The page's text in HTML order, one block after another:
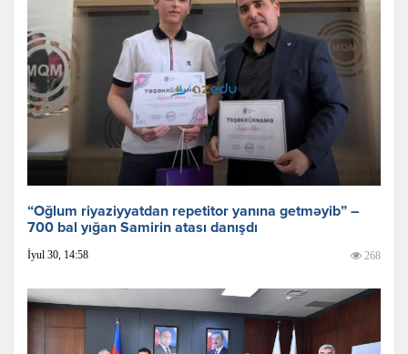
“Oğlum riyaziyyatdan repetitor yanına getməyib” –
700 bal yığan Samirin atası danışdı
İyul 30, 14:58 268